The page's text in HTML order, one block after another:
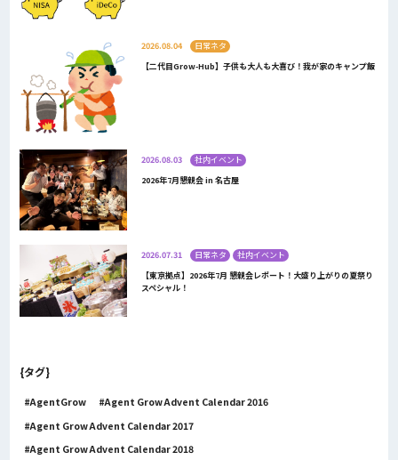
2026.08.04
日常ネタ
【二代目Grow-Hub】子供も大人も大喜び！我が家のキャンプ飯
2026.08.03
社内イベント
2026年7月懇親会 in 名古屋
2026.07.31 日常ネタ
社内イベント
【東京拠点】2026年7月 懇親会レポート！大盛り上がりの夏祭り
スペシャル！
{タグ}
AgentGrow
Agent Grow Advent Calendar 2016
Agent Grow Advent Calendar 2017
Agent Grow Advent Calendar 2018